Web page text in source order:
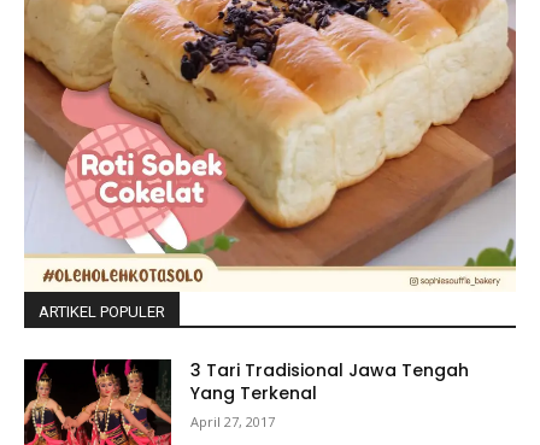
ARTIKEL POPULER
3 Tari Tradisional Jawa Tengah
Yang Terkenal
April 27, 2017